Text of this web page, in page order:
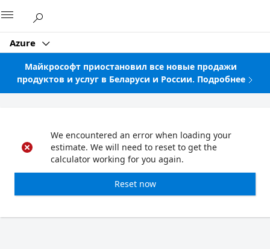
Azure
Майкрософт приостановил все новые продажи
продуктов и услуг в Беларуси и России. Подробнее
We encountered an error when loading your
estimate. We will need to reset to get the
calculator working for you again.
Reset now